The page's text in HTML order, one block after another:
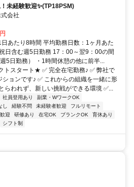
未経験歓迎✨(TP18PSM)
会社
あたり8時間 平均勤務日数：1ヶ月あた
日含む週5日勤務 17：00～翌9：00の間
5日勤務） ・1時間休憩の他に前半...
スタート★ ✅ 完全在宅勤務♪ ✅ 弊社で
ョンです♪ ✅ これからの組織を一緒に形
らわれず、新しい挑戦ができる環境 ✅...
社員登用あり
副業・WワークOK
経験不問 未経験者歓迎
フルリモート
迎 研修あり 在宅OK ブランクOK
育休あり
シフト制